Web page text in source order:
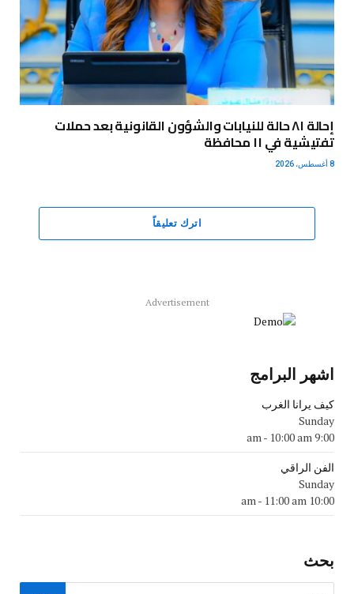
إحالة ٨١ حالة للنيابات والشؤون القانونية بعد حملات
تفتيشية في ١١ محافظة
8 أغسطس، 2026
اترك تعليقاً
Advertisement
اشهر البرامج
كيف يرانا الغرب
Sunday
9:00 am
- 10:00 am
الفن الراقي
Sunday
10:00 am
- 11:00 am
بحث